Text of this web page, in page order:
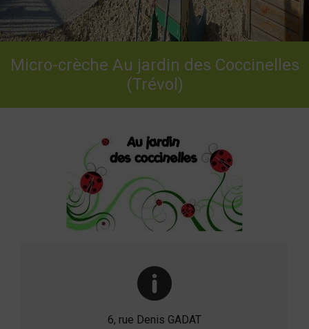
Micro-crèche Au jardin des Coccinelles
(Trévol)
6, rue Denis GADAT